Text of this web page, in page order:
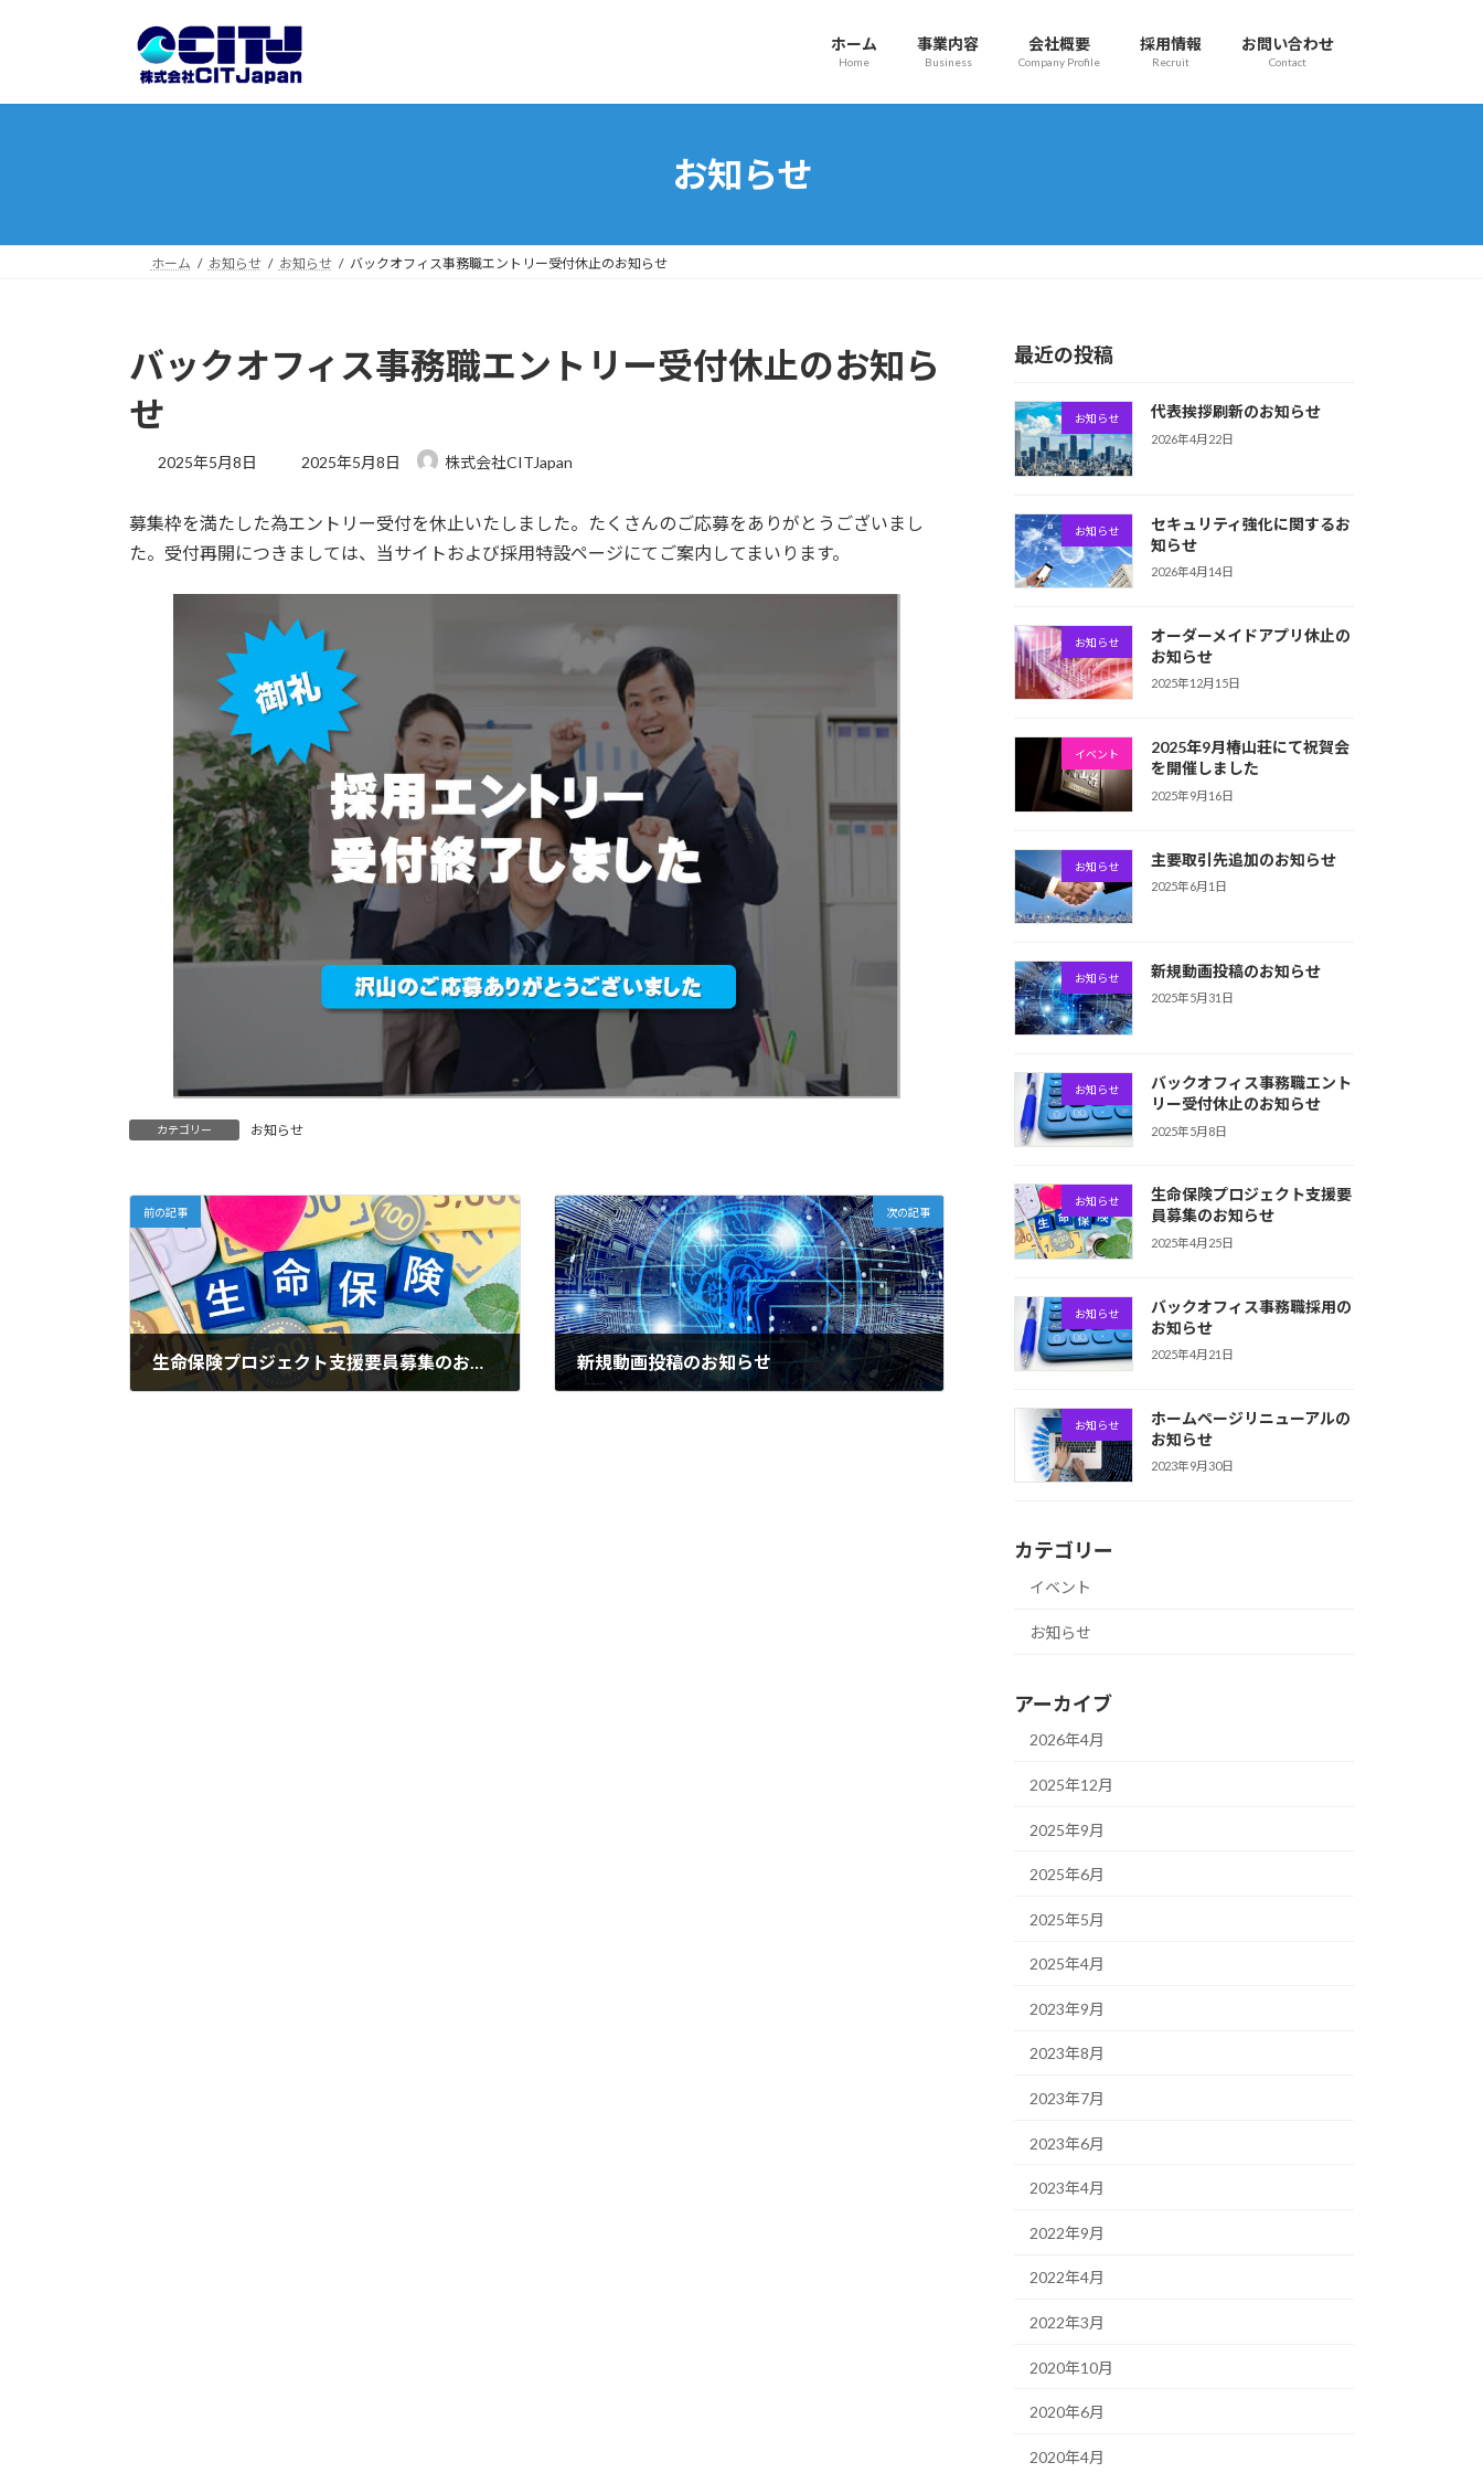
プ
動
ホーム
Home
事業内容
Business
会社概要
Company Profile
採用情報
Recruit
お問い合わせ
Contact
お知らせ
ホーム お知らせ お知らせ バックオフィス事務職エントリー受付休止のお知らせ
バックオフィス事務職エントリー受付休止のお知ら
せ
2025年5月8日
最
新
日
2025年5月8日 株式会社CITJapan
募集枠を満たした為エントリー受付を休止いたしました。たくさんのご応募をありがとうございまし
た。受付再開につきましては、当サイトおよび採用特設ページにてご案内してまいります。
カテゴリー お知らせ
前の記事
生命保険プロジェクト支援要員募集のお知らせ
次の記事
新規動画投稿のお知らせ
最近の投稿
お知らせ 代表挨拶刷新のお知らせ
2026年4月22日
お知らせ
セキュリティ強化に関するお
知らせ
2026年4月14日
お知らせ
オーダーメイドアプリ休止の
お知らせ
2025年12月15日
イベント
2025年9月椿山荘にて祝賀会
を開催しました
2025年9月16日
お知らせ 主要取引先追加のお知らせ
2025年6月1日
お知らせ 新規動画投稿のお知らせ
2025年5月31日
お知らせ
バックオフィス事務職エント
リー受付休止のお知らせ
2025年5月8日
お知らせ
生命保険プロジェクト支援要
員募集のお知らせ
2025年4月25日
お知らせ
バックオフィス事務職採用の
お知らせ
2025年4月21日
お知らせ
ホームページリニューアルの
お知らせ
2023年9月30日
カテゴリー
イベント
お知らせ
アーカイブ
2026年4月
2025年12月
2025年9月
2025年6月
2025年5月
2025年4月
2023年9月
2023年8月
2023年7月
2023年6月
2023年4月
2022年9月
2022年4月
2022年3月
2020年10月
2020年6月
2020年4月